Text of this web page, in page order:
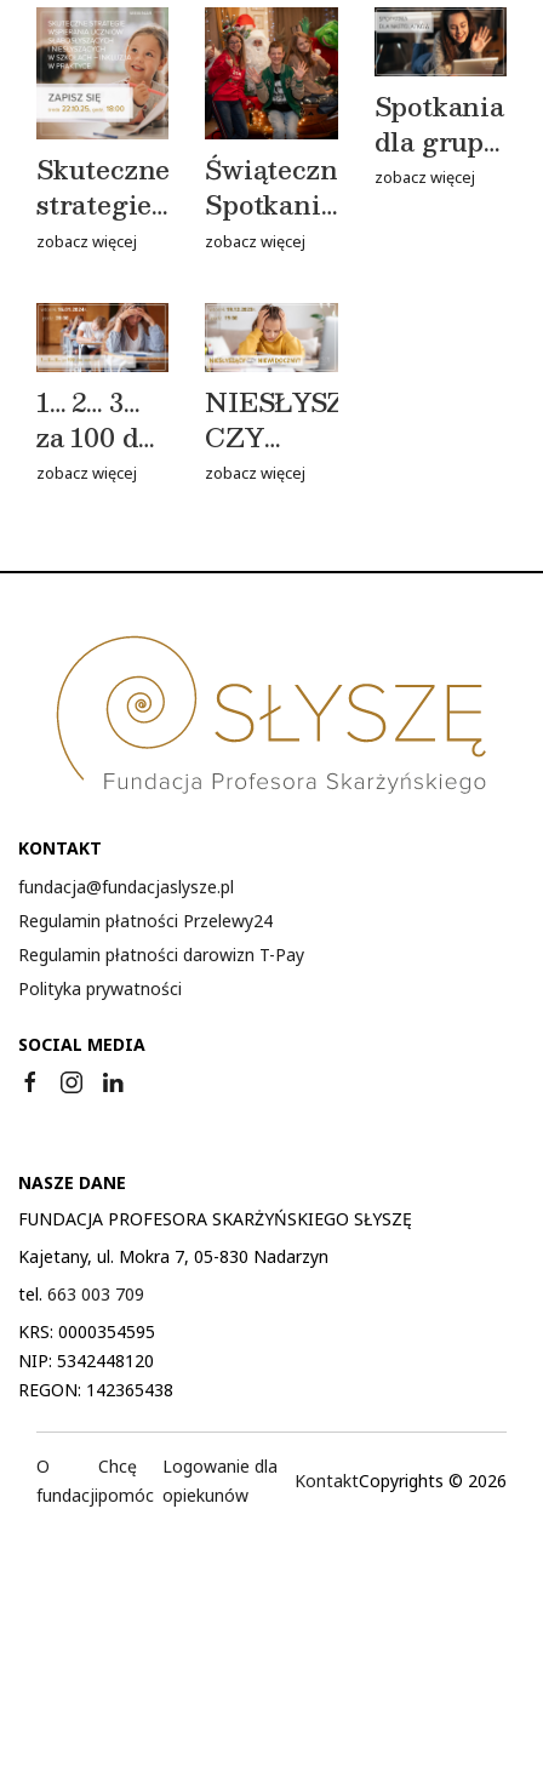
Skuteczne
strategie
wspierania
słabosłyszących
i
niesłyszących
w
szkołach
– inkluzja
zobacz więcej
Świąteczne
Spotkanie
Fundacji
Skarżyńskiego
SŁYSZĘ
już za
nami!
zobacz więcej
Spotkania
dla grupy
nastoletniej
zobacz więcej
1… 2… 3…
za 100 dni
matury!
zobacz więcej
NIESŁYSZĄCY
CZY
NIEWIDOCZNY?
zobacz więcej
KONTAKT
fundacja@fundacjaslysze.pl
Regulamin płatności Przelewy24
Regulamin płatności darowizn T-Pay
Polityka prywatności
SOCIAL MEDIA
NASZE DANE
FUNDACJA PROFESORA SKARŻYŃSKIEGO SŁYSZĘ
Kajetany, ul. Mokra 7, 05-830 Nadarzyn
tel. 663 003 709
KRS: 0000354595
NIP: 5342448120
REGON: 142365438
O
fundacji
Chcę
pomóc
Logowanie dla
opiekunów
KontaktCopyrights © 2026